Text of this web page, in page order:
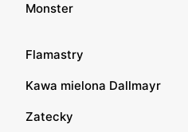
Monster
Flamastry
Kawa mielona Dallmayr
Zatecky